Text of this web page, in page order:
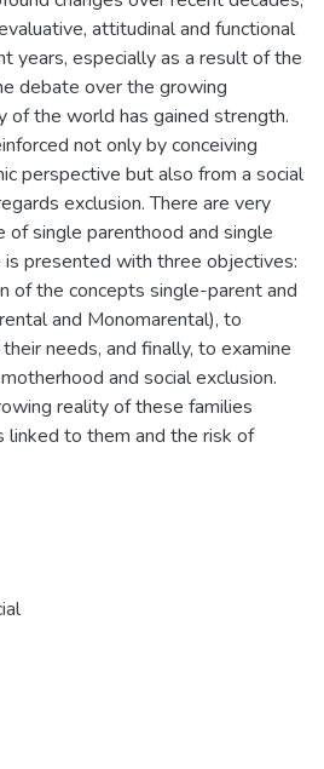
attitudinal and functional
years, especially as a result of the
debate over the growing
of the world has gained strength.
not only by conceiving
perspective but also from a social
exclusion. There are very
single parenthood and single
is presented with three objectives:
of the concepts single-parent and
and Monomarental), to
needs, and finally, to examine
and social exclusion.
reality of these families
to them and the risk of